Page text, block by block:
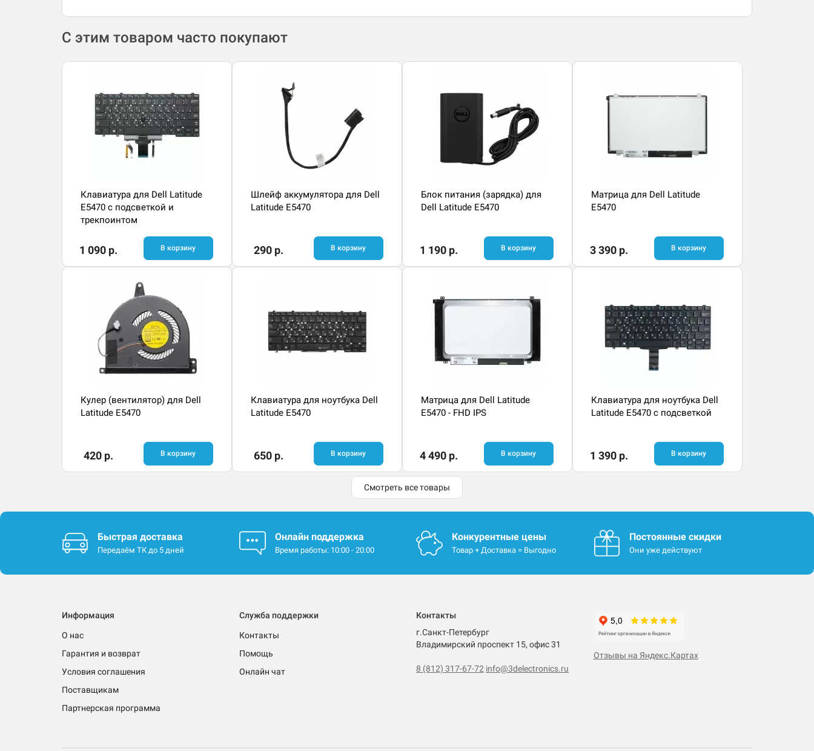
С этим товаром часто покупают
Клавиатура для Dell Latitude
E5470 с подсветкой и
трекпоинтом
1 090 р. В корзину
Шлейф аккумулятора для Dell
Latitude E5470
290 р. В корзину
Блок питания (зарядка) для
Dell Latitude E5470
1 190 р. В корзину
Матрица для Dell Latitude
E5470
3 390 р. В корзину
Кулер (вентилятор) для Dell
Latitude E5470
420 р. В корзину
Клавиатура для ноутбука Dell
Latitude E5470
650 р. В корзину
Матрица для Dell Latitude
E5470 - FHD IPS
4 490 р. В корзину
Клавиатура для ноутбука Dell
Latitude E5470 с подсветкой
1 390 р. В корзину
Смотреть все товары
Быстрая доставка
Передаём ТК до 5 дней
Онлайн поддержка
Время работы: 10:00 - 20:00
Конкурентные цены
Товар + Доставка = Выгодно
Постоянные скидки
Они уже действуют
Информация
О нас
Гарантия и возврат
Условия соглашения
Поставщикам
Партнерская программа
Служба поддержки
Контакты
Помощь
Онлайн чат
Контакты
г.Санкт-Петербург
Владимирский проспект 15, офис 31
8 (812) 317-67-72 info@3delectronics.ru
Отзывы на Яндекс.Картах